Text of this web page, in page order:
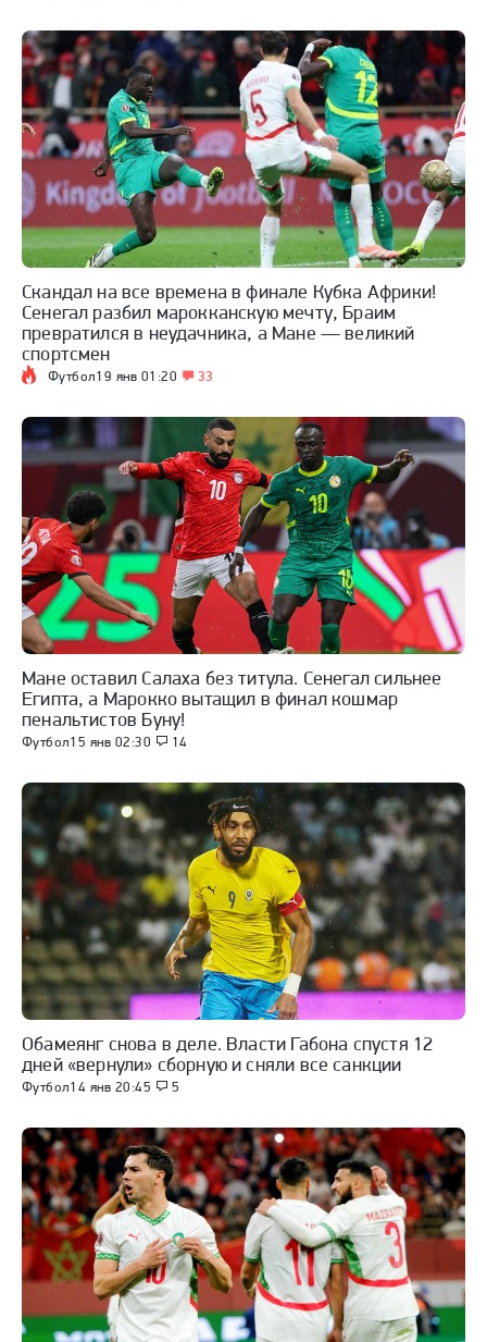
Футбол19 янв 01:20 33
Скандал на все времена в финале Кубка Африки!
Сенегал разбил марокканскую мечту, Браим
превратился в неудачника, а Мане — великий
спортсмен
Футбол15 янв 02:30 14
Мане оставил Салаха без титула. Сенегал сильнее
Египта, а Марокко вытащил в финал кошмар
пенальтистов Буну!
Футбол14 янв 20:45 5
Обамеянг снова в деле. Власти Габона спустя 12
дней «вернули» сборную и сняли все санкции